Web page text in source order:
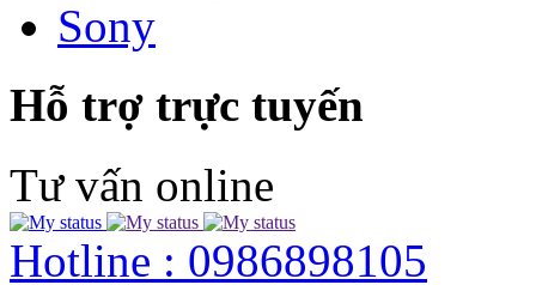
Sony
Hỗ trợ trực tuyến
Tư vấn online
Hotline : 0986898105